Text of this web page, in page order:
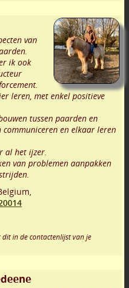
van
ik ook
leren, met enkel positieve
tussen paarden en
en elkaar leren
al het ijzer.
van problemen aanpakken
in de contactenlijst van je